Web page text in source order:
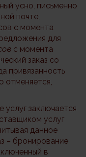
усно, письменно
почте,
с момента
для
с момента
заказ со
привязанность
отменяется,
заключается
услуг
данное
– бронирование
в